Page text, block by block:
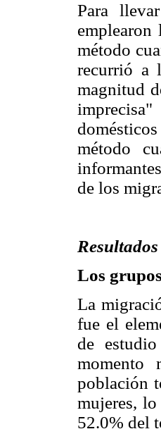
Para
método
recurrió a
magnitud
método
de los
Resultados
Los
La
fue el
de
momento
población
mujeres,
52.0% del